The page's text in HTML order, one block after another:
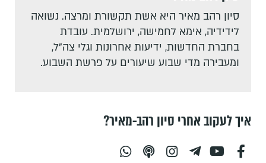
סיון רהב מאיר היא אשת תקשורת ומרצה. נשואה
לידידיה, אימא לחמישה, ירושלמית. עובדת
בחברת החדשות, ידיעות אחרונות וגלי צה"ל,
ומעבירה מדי שבוע שיעורים על פרשת השבוע.
איך לעקוב אחרי סיון רהב-מאיר?